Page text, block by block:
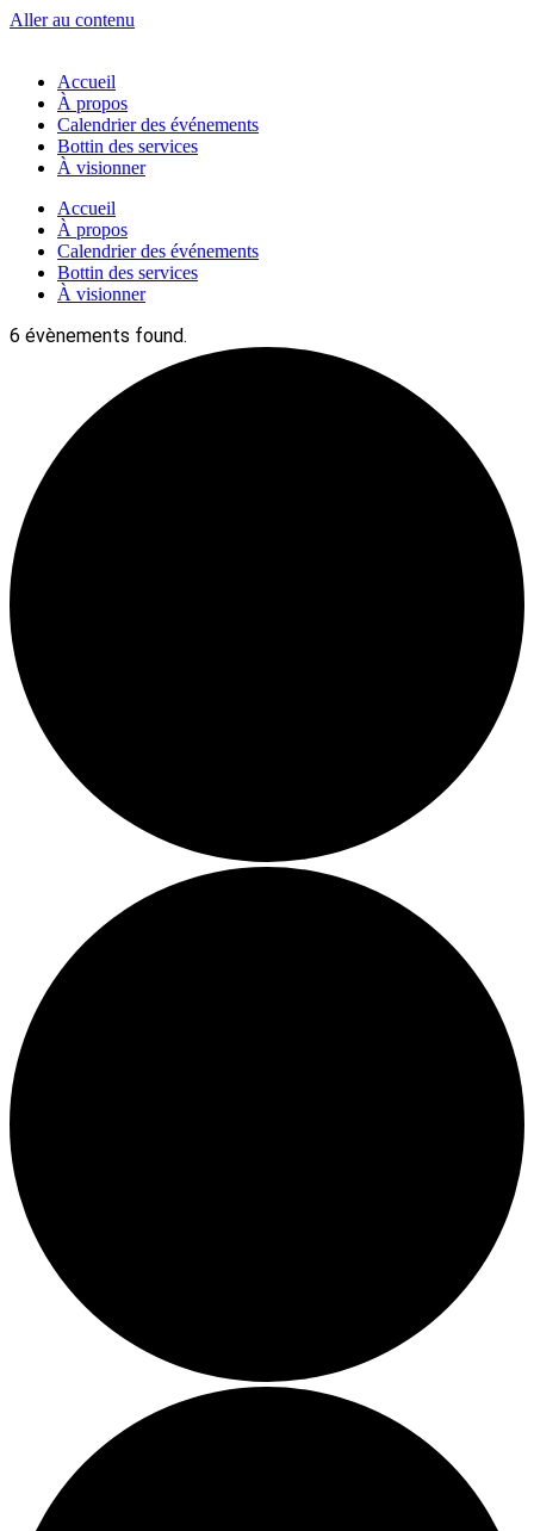
Aller au contenu
Accueil
À propos
Calendrier des événements
Bottin des services
À visionner
Accueil
À propos
Calendrier des événements
Bottin des services
À visionner
6 évènements found.